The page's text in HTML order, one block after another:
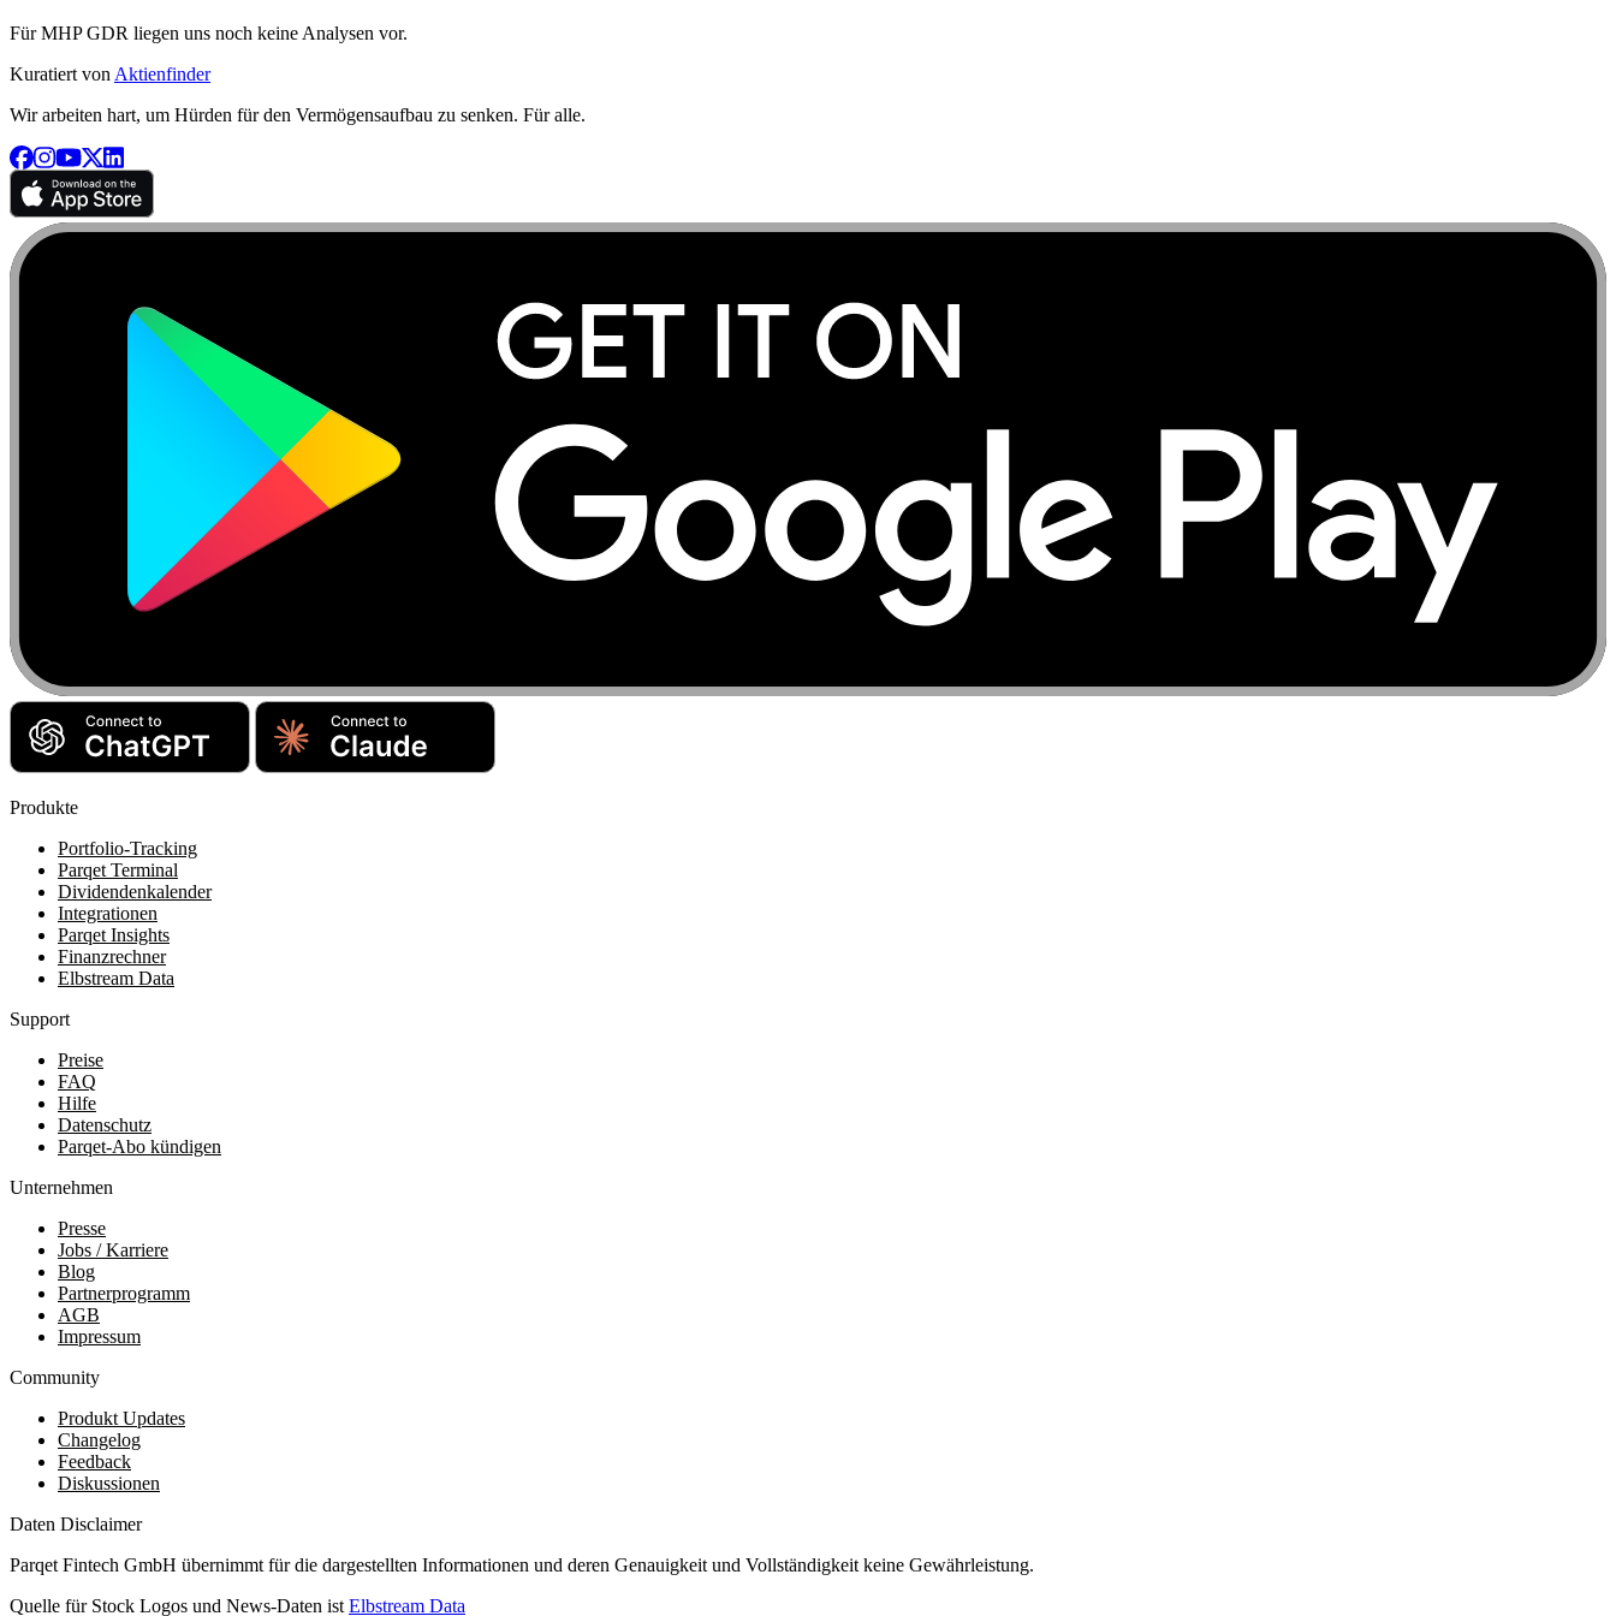
Für MHP GDR liegen uns noch keine Analysen vor.
Kuratiert von Aktienfinder
Wir arbeiten hart, um Hürden für den Vermögensaufbau zu senken. Für alle.
Produkte
Portfolio-Tracking
Parqet Terminal
Dividendenkalender
Integrationen
Parqet Insights
Finanzrechner
Elbstream Data
Support
Preise
FAQ
Hilfe
Datenschutz
Parqet-Abo kündigen
Unternehmen
Presse
Jobs / Karriere
Blog
Partnerprogramm
AGB
Impressum
Community
Produkt Updates
Changelog
Feedback
Diskussionen
Daten Disclaimer
Parqet Fintech GmbH übernimmt für die dargestellten Informationen und deren Genauigkeit und Vollständigkeit keine Gewährleistung.
Quelle für Stock Logos und News-Daten ist Elbstream Data